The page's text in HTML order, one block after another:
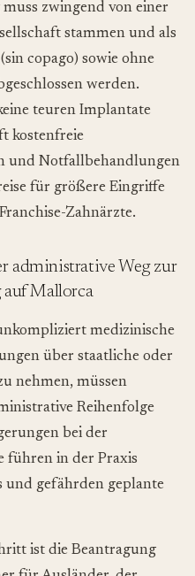
zwingend von einer
stammen und als
sin copago) sowie ohne
werden.
teuren Implantate
kostenfreie
und Notfallbehandlungen
für größere Eingriffe
Zahnärzte.
administrative Weg zur
auf Mallorca
medizinische
über staatliche oder
nehmen, müssen
Reihenfolge
bei der
führen in der Praxis
und gefährden geplante
ist die Beantragung